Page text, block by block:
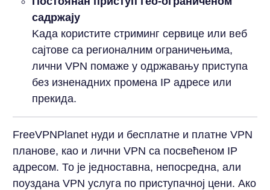
садржају
Kада користите стриминг сервице или веб
сајтове са регионалним ограничењима,
лични VPN помаже у одржавању приступа
без изненадних промена IP адресе или
прекида.
FreeVPNPlanet нуди и бесплатне и платне VPN
планове, као и лични VPN са посвећеном IP
адресом. То је једноставна, непосредна, али
поуздана VPN услуга по приступачној цени. Ако